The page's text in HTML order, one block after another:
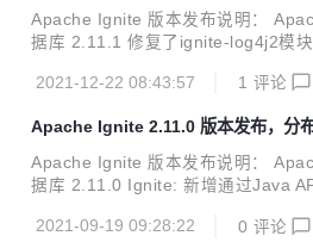
扩展库； 现有的服务网格实现在下
e： 新增分布式环境测...
Apache Ignite 版本发布说明：
据库 2.11.1 修复了ignite-log4j2模
为2.17.0； 新增了使用CMake构建
2021-12-22 08:43:57 1 评论
Apache Ignite 2.11.0 版本发布，分
Apache Ignite 版本发布说明：
据库 2.11.0 Ignite: 新增通过Java
可以校验快照的一致性等； 新增集
2021-09-19 09:28:22 0 评论